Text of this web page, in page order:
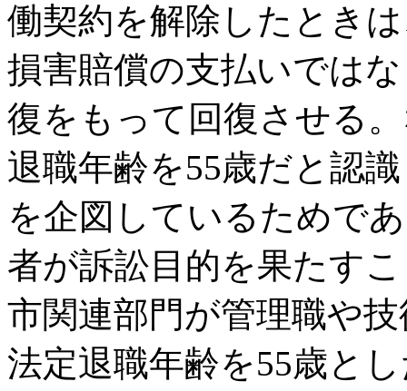
働契約を解除したとき
損害賠償の支払いでは
復をもって回復させる
退職年齢を55歳だと認
を企図しているためで
者が訴訟目的を果たす
市関連部門が管理職や
法定退職年齢を55歳と